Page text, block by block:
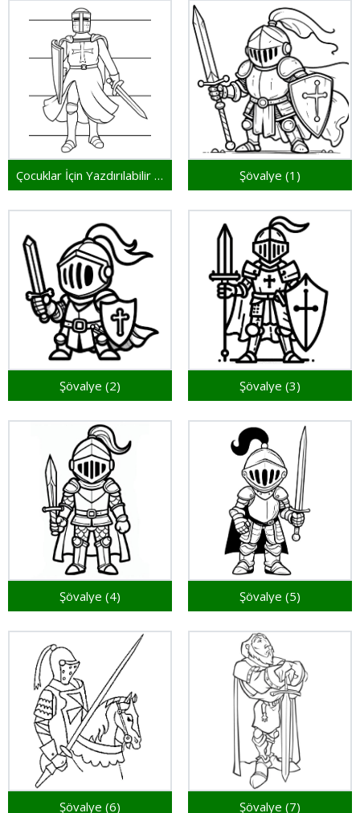
Çocuklar İçin Yazdırılabilir Şövalye Şövalye (1)
Şövalye (2) Şövalye (3)
Şövalye (4) Şövalye (5)
Şövalye (6) Şövalye (7)